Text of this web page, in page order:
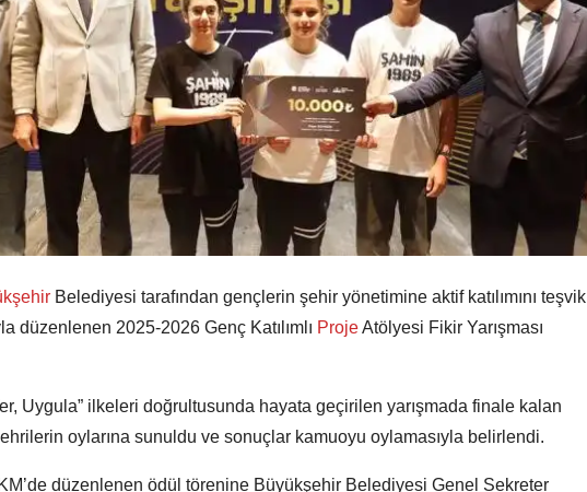
Belediyesi tarafından gençlerin şehir yönetimine aktif katılımını teşvik
düzenlenen 2025-2026 Genç Katılımlı ProjeAtölyesi Fikir Yarışması
Uygula” ilkeleri doğrultusunda hayata geçirilen yarışmada finale kalan
oylarına sunuldu ve sonuçlar kamuoyu oylamasıyla belirlendi.
düzenlenen ödül törenine Büyükşehir Belediyesi Genel Sekreter